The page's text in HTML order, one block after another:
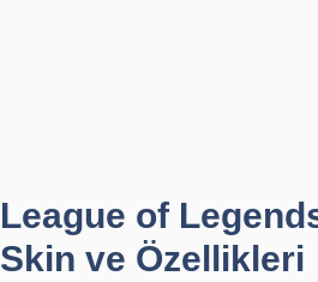
League of
Skin ve Özellikleri